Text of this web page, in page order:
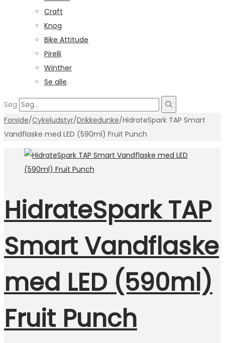
Craft
Knog
Bike Attitude
Pirelli
Winther
Se alle
Søg
Forside/Cykeludstyr/Drikkedunke/HidrateSpark TAP Smart
Vandflaske med LED (590ml) Fruit Punch
HidrateSpark TAP
Smart Vandflaske
med LED (590ml)
Fruit Punch